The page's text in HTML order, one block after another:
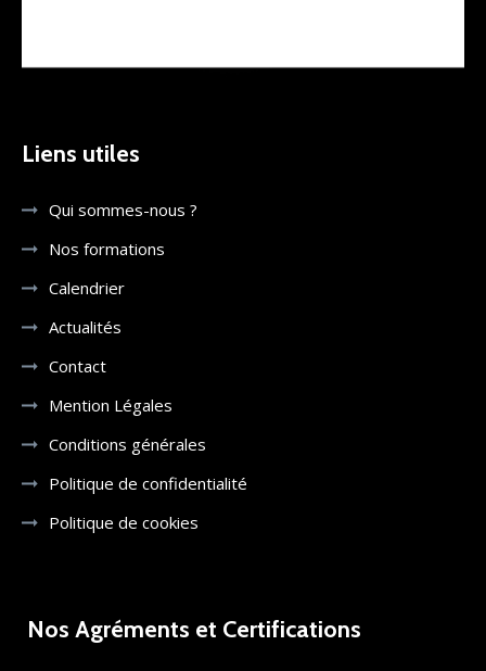
Liens utiles
Qui sommes-nous ?
Nos formations
Calendrier
Actualités
Contact
Mention Légales
Conditions générales
Politique de confidentialité
Politique de cookies
Nos Agréments et Certifications